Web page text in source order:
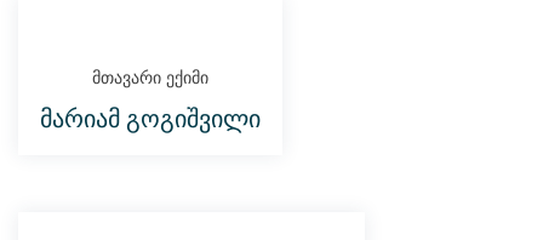
მთავარი ექიმი
მარიამ გოგიშვილი